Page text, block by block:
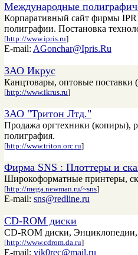
Международные
Корпаративный сайт фирмы
полиграфии. Постановка
[http://www.ipris.ru]
E-mail: AGonchar@Ipris.Ru
ЗАО Икрус
Канцтовары, оптовые поставки
[http://www.ikrus.ru]
ЗАО "Тритон Лтд."
Продажа оргтехники (копиры),
полиграфия.
[http://www.triton.orc.ru]
Фирма SNS : Плоттеры и
Широкоформатные принтеры,
[http://mega.newman.ru/~sns]
E-mail: sns@redline.ru
CD-ROM диски
CD-ROM диски,
[http://www.cdrom.da.ru]
E-mail: vik0rec@mail.ru